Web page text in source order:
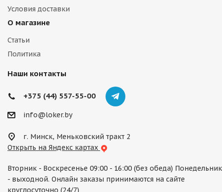
Условия доставки
О магазине
Статьи
Политика
Наши контакты
+375 (44) 557-55-00
info@loker.by
г. Минск, Меньковский тракт 2
Открыть на Яндекс картах
Вторник - Воскресенье 09:00 - 16:00 (без обеда) Понедельник
- выходной. Онлайн заказы принимаются на сайте
круглосуточно (24/7)